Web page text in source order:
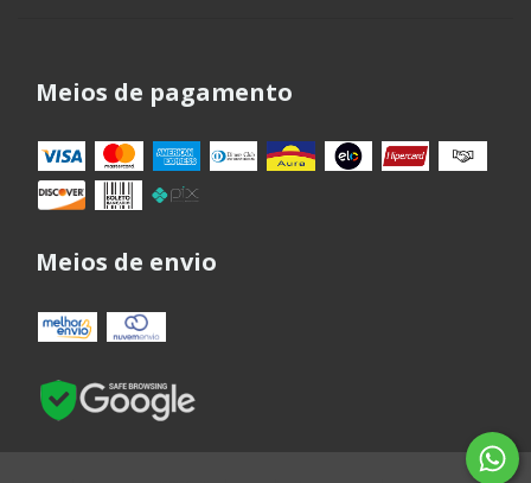
Meios de pagamento
Meios de envio